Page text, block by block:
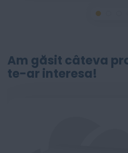
Am găsit câteva
te-ar interesa!